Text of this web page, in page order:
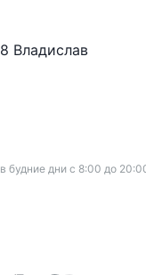
Владислав
будние дни с 8:00 до